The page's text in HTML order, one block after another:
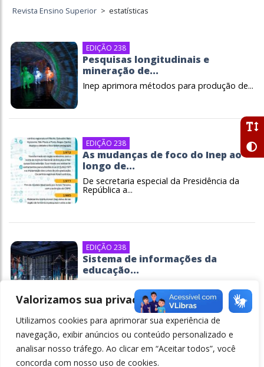
Valorizamos sua privacidade
Utilizamos cookies para aprimorar sua experiência de
navegação, exibir anúncios ou conteúdo personalizado e
analisar nosso tráfego. Ao clicar em “Aceitar todos”, você
concorda com nosso uso de cookies.
Revista Ensino Superior > estatísticas
EDIÇÃO 238
Pesquisas longitudinais e
mineração de...
Inep aprimora métodos para produção de...
EDIÇÃO 238
As mudanças de foco do Inep ao
longo de...
De secretaria especial da Presidência da
República a...
EDIÇÃO 238
Sistema de informações da
educação...
Inep, principal...